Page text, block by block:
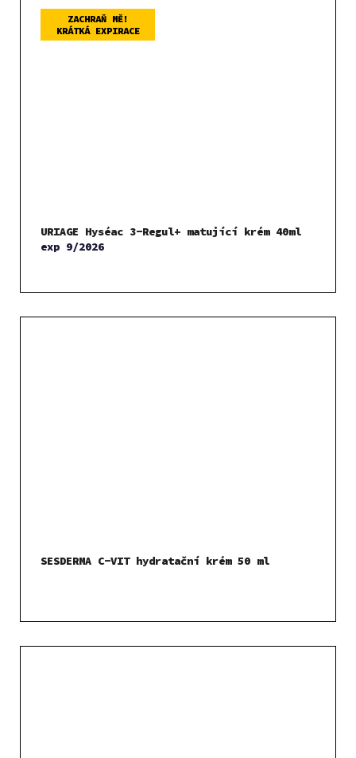
ZACHRAŇ MĚ!
KRÁTKÁ EXPIRACE
URIAGE Hyséac 3-Regul+ matující krém 40ml
exp 9/2026
SESDERMA C-VIT hydratační krém 50 ml